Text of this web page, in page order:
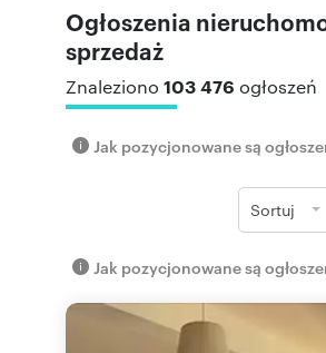
Ogłoszenia
sprzedaż
Znaleziono 103 476 ogłoszeń
Jak pozycjonowane są
Sortuj
Jak pozycjonowane są